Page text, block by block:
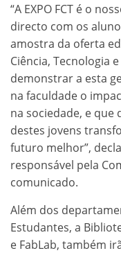
“A EXPO FCT é o
directo com os
amostra da oferta
Ciência, Tecnologia
demonstrar a esta
na faculdade o
na sociedade, e que
destes jovens
futuro melhor”,
responsável pela
comunicado.
Além dos
Estudantes, a
e FabLab, também